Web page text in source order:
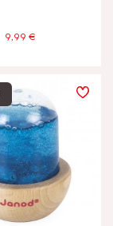
9,99 €